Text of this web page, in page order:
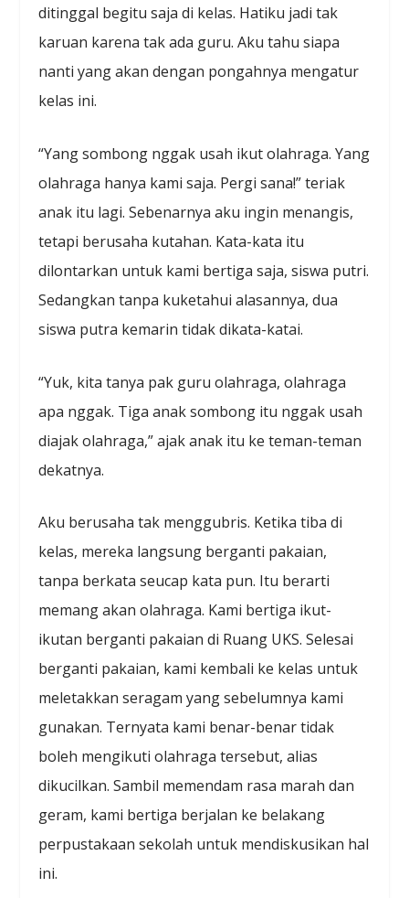
ditinggal begitu saja di kelas. Hatiku jadi tak
karuan karena tak ada guru. Aku tahu siapa
nanti yang akan dengan pongahnya mengatur
kelas ini.
“Yang sombong nggak usah ikut olahraga. Yang
olahraga hanya kami saja. Pergi sana!” teriak
anak itu lagi. Sebenarnya aku ingin menangis,
tetapi berusaha kutahan. Kata-kata itu
dilontarkan untuk kami bertiga saja, siswa putri.
Sedangkan tanpa kuketahui alasannya, dua
siswa putra kemarin tidak dikata-katai.
“Yuk, kita tanya pak guru olahraga, olahraga
apa nggak. Tiga anak sombong itu nggak usah
diajak olahraga,” ajak anak itu ke teman-teman
dekatnya.
Aku berusaha tak menggubris. Ketika tiba di
kelas, mereka langsung berganti pakaian,
tanpa berkata seucap kata pun. Itu berarti
memang akan olahraga. Kami bertiga ikut-
ikutan berganti pakaian di Ruang UKS. Selesai
berganti pakaian, kami kembali ke kelas untuk
meletakkan seragam yang sebelumnya kami
gunakan. Ternyata kami benar-benar tidak
boleh mengikuti olahraga tersebut, alias
dikucilkan. Sambil memendam rasa marah dan
geram, kami bertiga berjalan ke belakang
perpustakaan sekolah untuk mendiskusikan hal
ini.